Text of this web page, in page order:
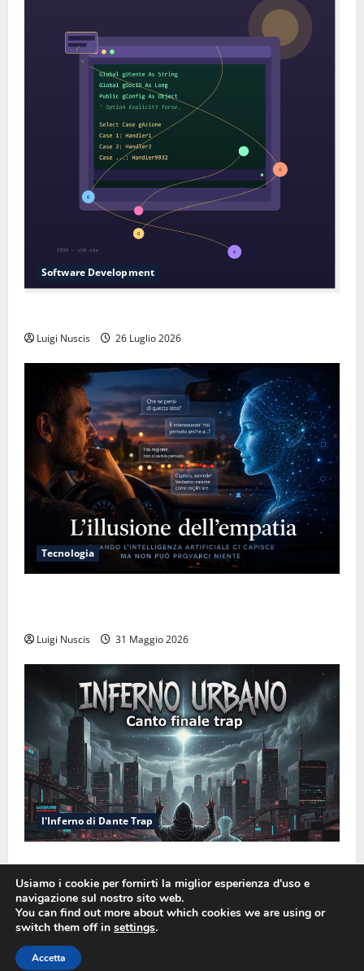
Software Development
Luigi Nuscis 26 Luglio 2026
Tecnologia
Luigi Nuscis 31 Maggio 2026
l'Inferno di Dante Trap
Inferno NewCanto XXXV: Inferno Urbano
Luigi Nuscis 6 Gennaio 2026
Copyright © - Luigi Nuscis - All rights reserved.
Usiamo i cookie per fornirti la miglior esperienza d'uso e
navigazione sul nostro sito web.
You can find out more about which cookies we are using or
switch them off in settings.
Accetta